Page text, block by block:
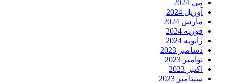
می 2024
آوریل 2024
مارس 2024
فوریه 2024
ژانویه 2024
دسامبر 2023
نوامبر 2023
اکتبر 2023
سپتامبر 2023